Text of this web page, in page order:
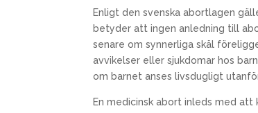
Enligt den svenska abortlagen
betyder att ingen anledning till
senare om synnerliga skäl
avvikelser eller sjukdomar hos
om barnet anses livsdugligt
En medicinsk abort inleds med